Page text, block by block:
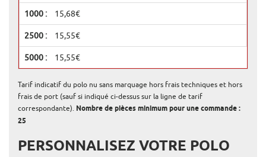
15,68€
15,55€
15,55€
Tarif indicatif du polo nu sans marquage hors frais techniques et hors
frais de port (sauf si indiqué ci-dessus sur la ligne de tarif
correspondante). Nombre de pièces minimum pour une commande :
25
PERSONNALISEZ VOTRE POLO